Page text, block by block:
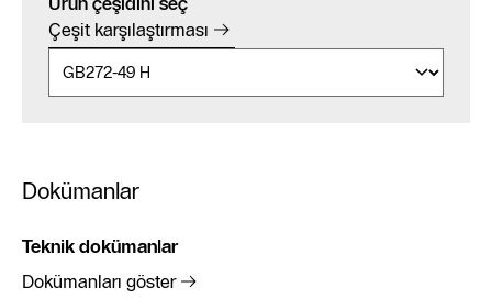
Çeşit karşılaştırması
Dokümanlar
Teknik dokümanlar
Dokümanları göster